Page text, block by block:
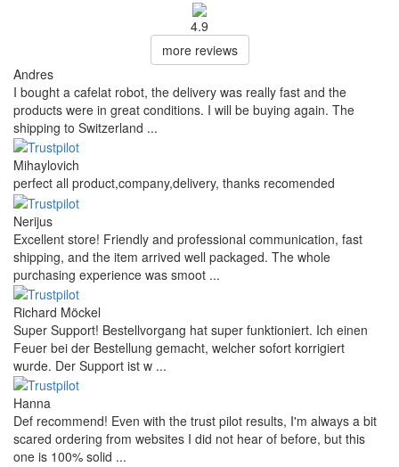
4.9
more reviews
Andres
I bought a cafelat robot, the delivery was really fast and the
products were in great conditions. I will be buying again. The
shipping to Switzerland ...
Mihaylovich
perfect all product,company,delivery, thanks recomended
Nerijus
Excellent store! Friendly and professional communication, fast
shipping, and the item arrived well packaged. The whole
purchasing experience was smoot ...
Richard Möckel
Super Support! Bestellvorgang hat super funktioniert. Ich einen
Feuer bei der Bestellung gemacht, welcher sofort korrigiert
wurde. Der Support ist w ...
Hanna
Def recommend! Even with the trust pilot results, I'm always a bit
scared ordering from websites I did not hear of before, but this
one is 100% solid ...